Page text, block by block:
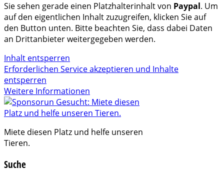
Sie sehen gerade einen Platzhalterinhalt von Paypal. Um
auf den eigentlichen Inhalt zuzugreifen, klicken Sie auf
den Button unten. Bitte beachten Sie, dass dabei Daten
an Drittanbieter weitergegeben werden.
Inhalt entsperren
Erforderlichen Service akzeptieren und Inhalte
entsperren
Weitere Informationen
Miete diesen Platz und helfe unseren
Tieren.
Suche